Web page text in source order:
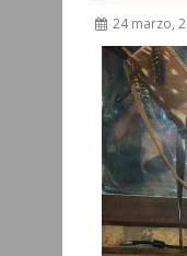
24 marzo,